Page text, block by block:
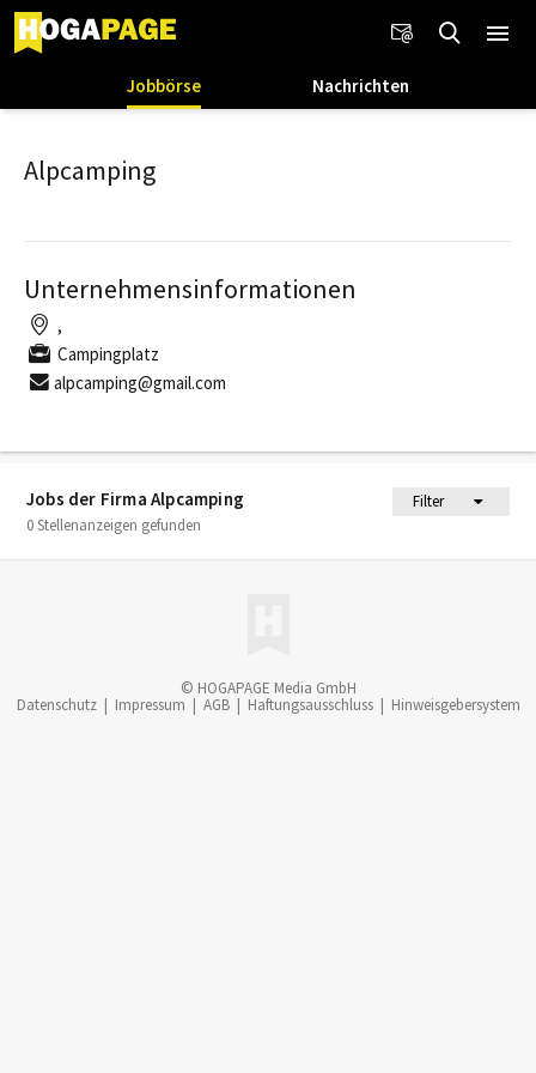
Jobbörse Nachrichten
Jobs der Firma Alpcamping
Filter
0 Stellenanzeigen gefunden
Alpcamping
Unternehmensinformationen
,
Campingplatz
alpcamping@gmail.com
© HOGAPAGE Media GmbH
Datenschutz | Impressum | AGB | Haftungsausschluss | Hinweisgebersystem